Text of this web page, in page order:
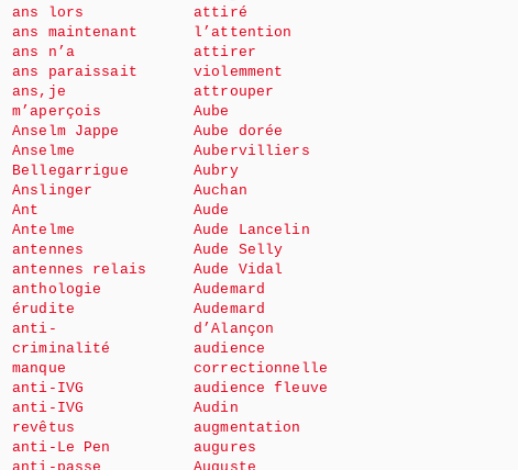
ans lors
ans maintenant
ans n’a
ans paraissait
ans,je
m’aperçois
Anselm Jappe
Anselme
Bellegarrigue
Anslinger
Ant
Antelme
antennes
antennes relais
anthologie
érudite
anti-
criminalité
manque
anti-IVG
anti-IVG
revêtus
anti-Le Pen
attiré
l’attention
attirer
violemment
attrouper
Aube
Aube dorée
Aubervilliers
Aubry
Auchan
Aude
Aude Lancelin
Aude Selly
Aude Vidal
Audemard
Audemard
d’Alançon
audience
correctionnelle
audience fleuve
Audin
augmentation
augures